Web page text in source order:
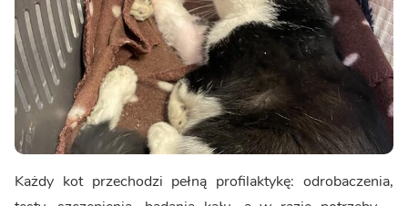
Każdy kot przechodzi pełną profilaktykę: odrobaczenia,